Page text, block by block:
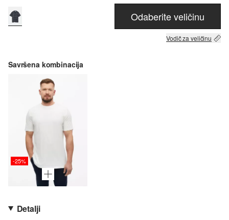
Odaberite veličinu
Vodič za veličinu
Savršena kombinacija
-25%
Detalji